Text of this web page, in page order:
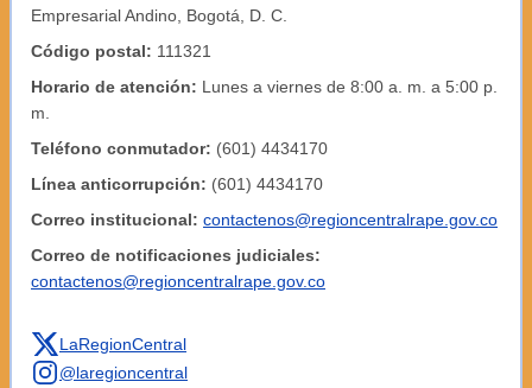
Empresarial Andino, Bogotá, D. C.
Código postal: 111321
Horario de atención: Lunes a viernes de 8:00 a. m. a 5:00 p.
m.
Teléfono conmutador: (601) 4434170
Línea anticorrupción: (601) 4434170
Correo institucional: contactenos@regioncentralrape.gov.co
Correo de notificaciones judiciales:
contactenos@regioncentralrape.gov.co
LaRegionCentral
@laregioncentral